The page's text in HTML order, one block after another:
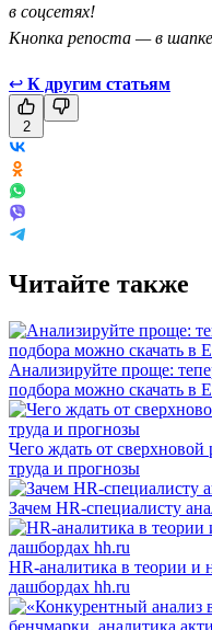
в соцсетях!
Кнопка репоста — в
↩ К другим статьям
2
Читайте также
Анализируйте проще:
подбора можно скачать в
Чего ждать от
труда и прогнозы
Зачем HR-специалисту
HR-аналитика в теории и
дашбордах hh.ru